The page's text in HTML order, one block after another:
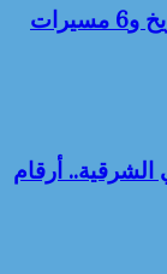
الجيش الأردنى: إحباط هجمات بـ4 صواريخ و6 مسيرات
الشرقية.. أرقام